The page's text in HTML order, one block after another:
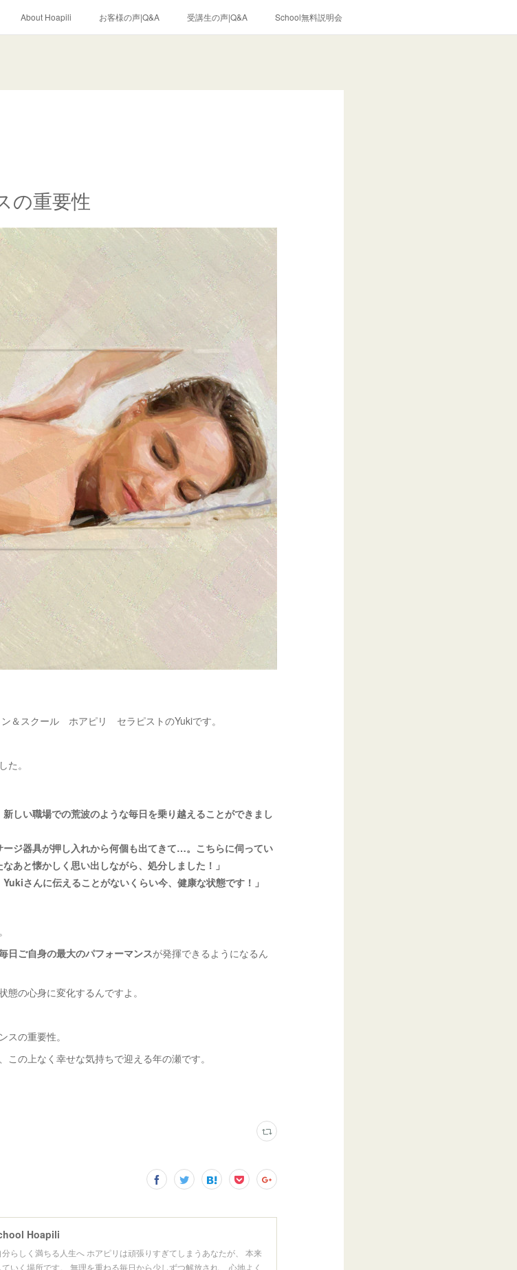
About Hoapili お客様の声|Q&A 受講生の声|Q&A School無料説明会
の重要性
＆スクール ホアピリ セラピストのYukiです。
た。
新しい職場での荒波のような毎日を乗り越えることができまし
ージ器具が押し入れから何個も出てきて…。こちらに伺ってい
あと懐かしく思い出しながら、処分しました！」
さんに伝えることがないくらい今、健康な状態です！」
日ご自身の最大のパフォーマンスが発揮できるようになるん
態の心身に変化するんですよ。
スの重要性。
の上なく幸せな気持ちで迎える年の瀬です。
Hoapili
らしく満ちる人生へ ホアピリは頑張りすぎてしまうあなたが、 本来
いく場所です。 無理を重ねる毎日から少しずつ解放され、 心地よく